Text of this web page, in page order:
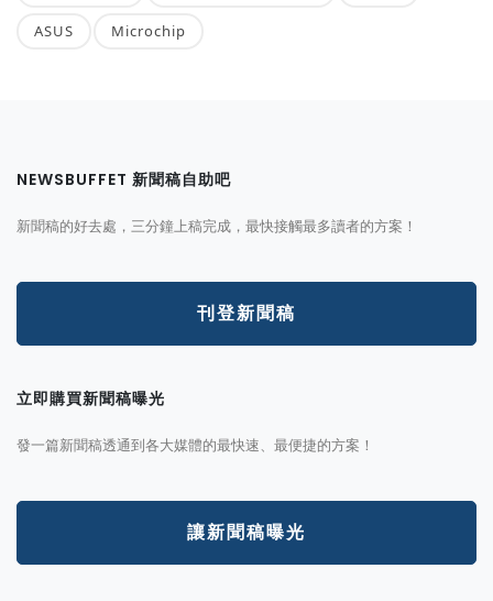
ASUS Microchip
NEWSBUFFET 新聞稿自助吧
新聞稿的好去處，三分鐘上稿完成，最快接觸最多讀者的方案！
刊登新聞稿
立即購買新聞稿曝光
發一篇新聞稿透通到各大媒體的最快速、最便捷的方案！
讓新聞稿曝光